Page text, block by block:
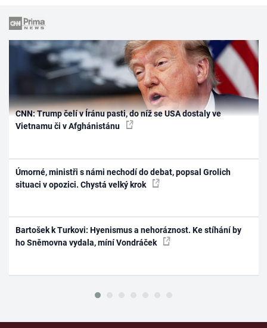
CNN: Trump čelí v Íránu pasti, do níž se USA dostaly ve
Vietnamu či v Afghánistánu
Úmorné, ministři s námi nechodí do debat, popsal Grolich
situaci v opozici. Chystá velký krok
Bartošek k Turkovi: Hyenismus a nehoráznost. Ke stíhání by
ho Sněmovna vydala, míní Vondráček